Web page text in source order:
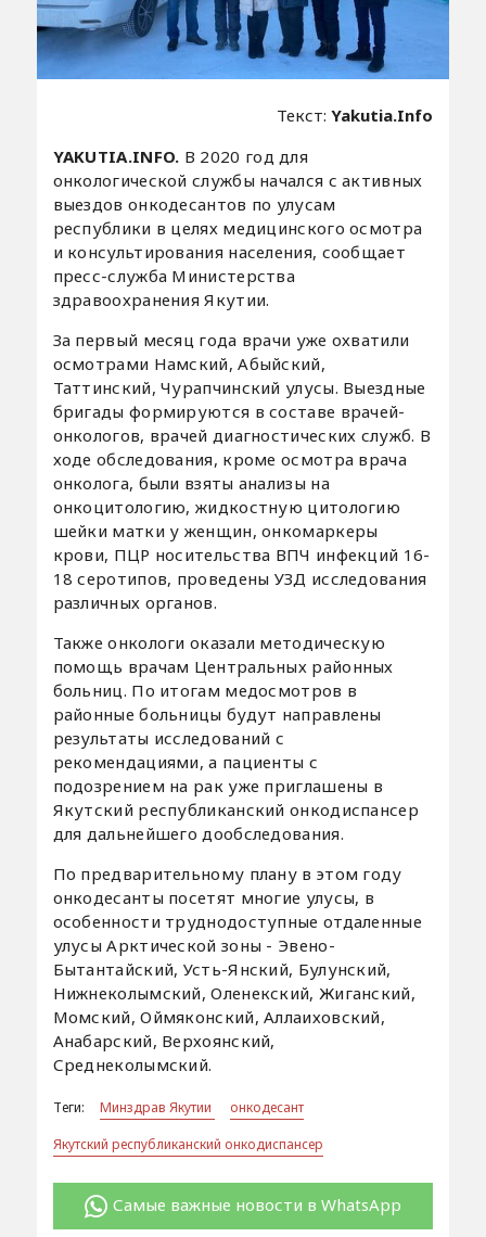
Текст:Yakutia.Info
YAKUTIA.INFO. В 2020 год для
онкологической службы начался с активных
выездов онкодесантов по улусам
республики в целях медицинского осмотра
и консультирования населения, сообщает
пресс-служба Министерства
здравоохранения Якутии.
За первый месяц года врачи уже охватили
осмотрами Намский, Абыйский,
Таттинский, Чурапчинский улусы. Выездные
бригады формируются в составе врачей-
онкологов, врачей диагностических служб. В
ходе обследования, кроме осмотра врача
онколога, были взяты анализы на
онкоцитологию, жидкостную цитологию
шейки матки у женщин, онкомаркеры
крови, ПЦР носительства ВПЧ инфекций 16-
18 серотипов, проведены УЗД исследования
различных органов.
Также онкологи оказали методическую
помощь врачам Центральных районных
больниц. По итогам медосмотров в
районные больницы будут направлены
результаты исследований с
рекомендациями, а пациенты с
подозрением на рак уже приглашены в
Якутский республиканский онкодиспансер
для дальнейшего дообследования.
По предварительному плану в этом году
онкодесанты посетят многие улусы, в
особенности труднодоступные отдаленные
улусы Арктической зоны - Эвено-
Бытантайский, Усть-Янский, Булунский,
Нижнеколымский, Оленекский, Жиганский,
Момский, Оймяконский, Аллаиховский,
Анабарский, Верхоянский,
Среднеколымский.
Теги: Минздрав Якутии
онкодесант
Якутский республиканский онкодиспансер
Самые важные новости в WhatsApp